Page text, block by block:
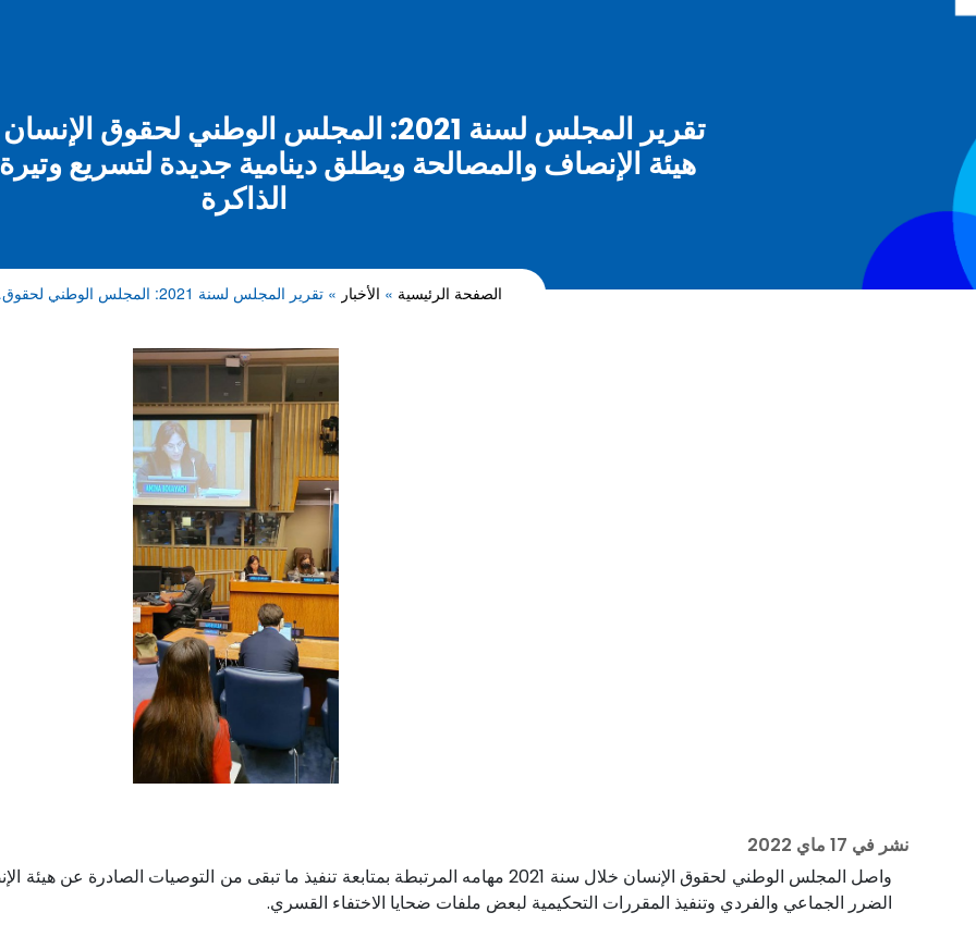
تقرير المجلس لسنة 2021: المجلس الوطني لحقوق
هيئة الإنصاف والمصالحة ويطلق دينامية جديدة لتسريع
الذاكرة
الصفحة الرئيسية الأخبار تقرير المجلس لسنة 2021: المجلس الوطني لحقوق…
نشر في 17 ماي 2022
واصل المجلس الوطني لحقوق الإنسان خلال سنة 2021 مهامه المرتبطة بمتابعة تنفيذ ما تبقى من
الضرر الجماعي والفردي وتنفيذ المقررات التحكيمية لبعض ملفات ضحايا الاختفاء القسري.